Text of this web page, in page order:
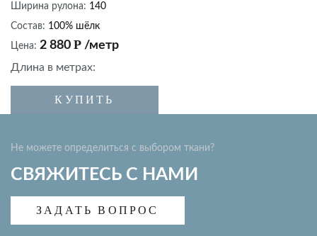
Кружево, гипюр
Костюмные ткани
Искусственный мех
Замша, кожа
Подкладочные ткани
Ширина рулона: 140
Состав: 100% шёлк
Цена: 2 880 Р /метр
Длина в метрах:
КУПИТЬ
Не можете определиться с выбором ткани?
СВЯЖИТЕСЬ С НАМИ
ЗАДАТЬ ВОПРОС